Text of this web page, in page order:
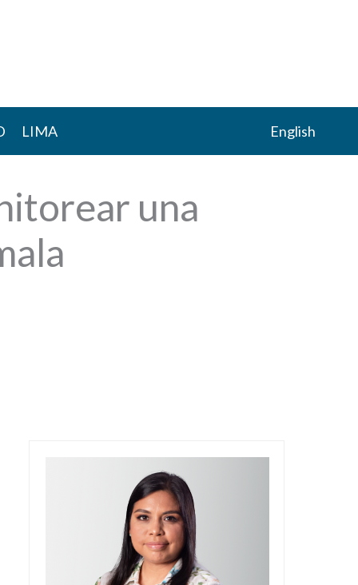
LIMA English
una